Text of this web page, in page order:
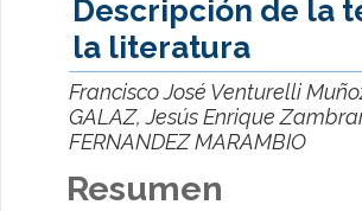
Descripción de la
la literatura
Francisco José Venturelli
GALAZ, Jesús Enrique
FERNANDEZ MARAMBIO
Resumen